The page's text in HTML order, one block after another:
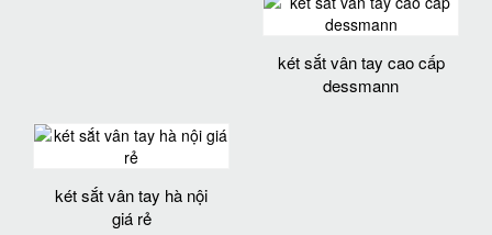
két sắt vân tay cao cấp
dessmann
két sắt vân tay hà nội
giá rẻ